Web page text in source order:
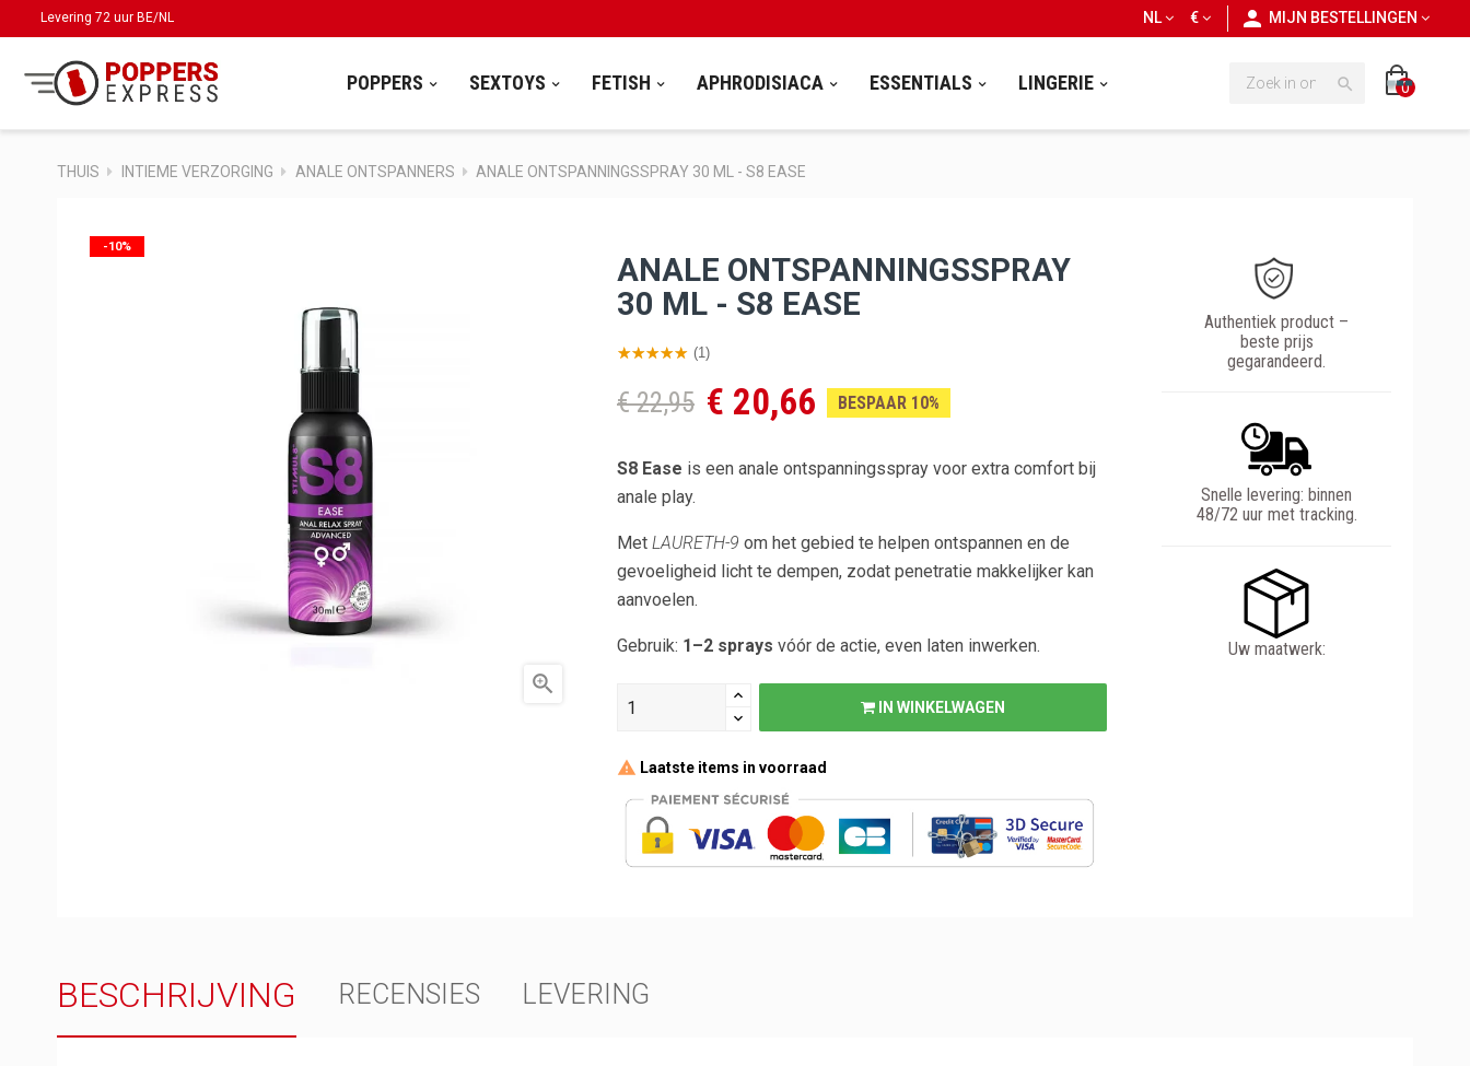
Levering 72 uur BE/NL personnMIJN BESTELLINGEN
€
NL
POPPERS SEXTOYS FETISH APHRODISIACA ESSENTIALS LINGERIE  0
THUIS INTIEME VERZORGING ANALE ONTSPANNERS ANALE ONTSPANNINGSSPRAY 30 ML - S8 EASE
-10%

ANALE ONTSPANNINGSSPRAY
30 ML - S8 EASE
(1)
€ 22,95 € 20,66 BESPAAR 10%
S8 Ease is een anale ontspanningsspray voor extra comfort bij
anale play.
Met LAURETH-9 om het gebied te helpen ontspannen en de
gevoeligheid licht te dempen, zodat penetratie makkelijker kan
aanvoelen.
Gebruik: 1–2 sprays vóór de actie, even laten inwerken.
IN WINKELWAGEN
Laatste items in voorraad
Authentiek product –
beste prijs
gegarandeerd.
Snelle levering: binnen
48/72 uur met tracking.
Uw maatwerk:
BESCHRIJVING RECENSIES LEVERING